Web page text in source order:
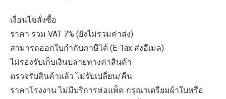
เงื่อนไขสั่งซื้อ
ราคา รวม VAT 7% (ยังไม่รวมค่าส่ง)
สามารถออกใบกำกับภาษีได้ (E-Tax ส่งอีเมล)
ไม่รองรับเก็บเงินปลายทางค่าสินค้า
ตรวจรับสินค้าแล้ว ไม่รับเปลี่ยน/คืน
ราคาโรงงาน ไม่มีบริการห่อแพ็ค กรุณาเตรียมผ้าใบหรือ